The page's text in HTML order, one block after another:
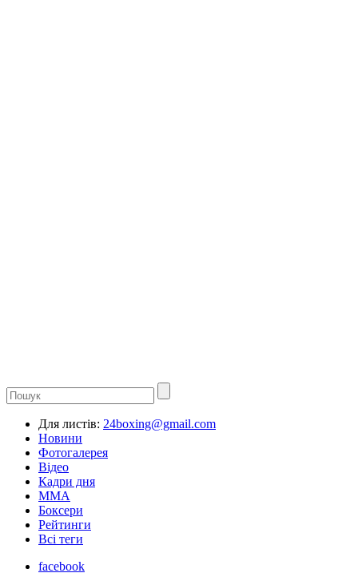
Для листів: 24boxing@gmail.com
Новини
Фотогалерея
Відео
Кадри дня
ММА
Боксери
Рейтинги
Всі теги
facebook